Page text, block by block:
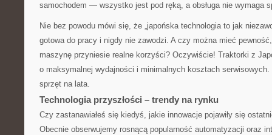
samochodem — wszystko jest pod ręką, a obsługa nie wymaga
Nie bez powodu mówi się, że „japońska technologia to jak
gotowa do pracy i nigdy nie zawodzi. A czy można mieć
maszynę przyniesie realne korzyści? Oczywiście! Traktorki z
o maksymalnej wydajności i minimalnych kosztach
sprzęt na lata.
Technologia przyszłości – trendy na rynku
Czy zastanawiałeś się kiedyś, jakie innowacje pojawiły się
Obecnie obserwujemy rosnącą popularność automatyzacji oraz